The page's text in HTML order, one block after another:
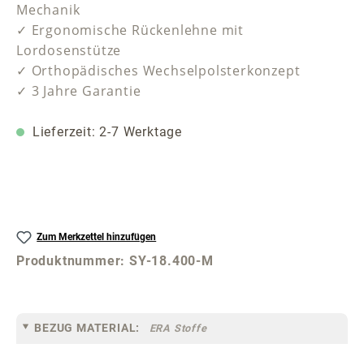
Mechanik
✓ Ergonomische Rückenlehne mit
Lordosenstütze
✓ Orthopädisches Wechselpolsterkonzept
✓ 3 Jahre Garantie
Lieferzeit: 2-7 Werktage
Zum Merkzettel hinzufügen
Produktnummer:SY-18.400-M
BEZUG MATERIAL: ERA Stoffe